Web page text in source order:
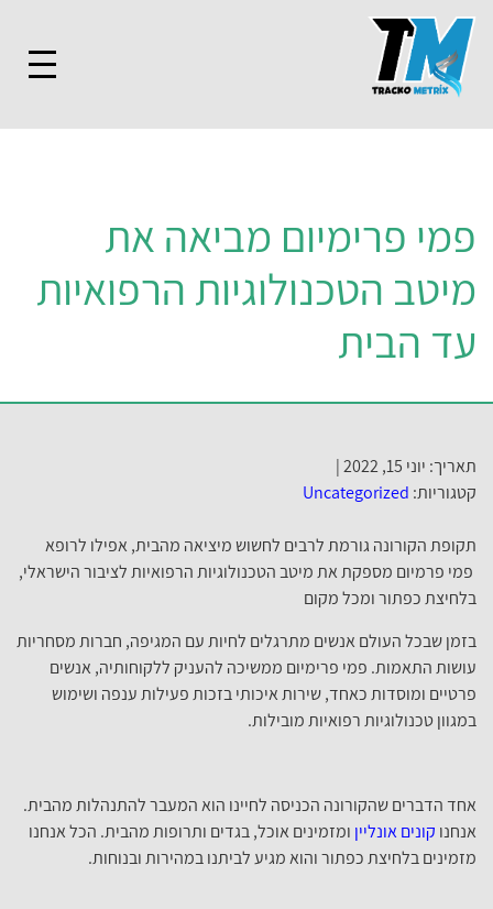
פמי פרימיום מביאה את
מיטב הטכנולוגיות הרפואיות
עד הבית
תאריך: יוני 15, 2022 |
קטגוריות: Uncategorized
תקופת הקורונה גורמת לרבים לחשוש מיציאה מהבית, אפילו לרופא
פמי פרמיום מספקת את מיטב הטכנולוגיות הרפואיות לציבור הישראלי,
בלחיצת כפתור ומכל מקום
בזמן שבכל העולם אנשים מתרגלים לחיות עם המגיפה, חברות מסחריות
עושות התאמות. פמי פרימיום ממשיכה להעניק ללקוחותיה, אנשים
פרטיים ומוסדות כאחד, שירות איכותי בזכות פעילות ענפה ושימוש
במגוון טכנולוגיות רפואיות מובילות.
אחד הדברים שהקורונה הכניסה לחיינו הוא המעבר להתנהלות מהבית.
אנחנו קונים אונליין ומזמינים אוכל, בגדים ותרופות מהבית. הכל אנחנו
מזמינים בלחיצת כפתור והוא מגיע לביתנו במהירות ובנוחות.